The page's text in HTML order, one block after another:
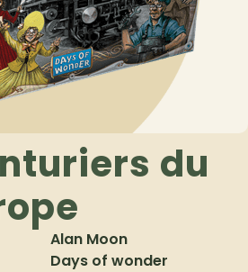
du
Alan Moon
Days of wonder